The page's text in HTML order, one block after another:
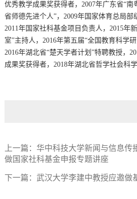
优秀教学成果奖获得者，2007年广东省“南
省师德先进个人”，2009年国家体育总局部
2011年国家社科基金项目负责人，2015年
室”主持人， 2016年第五届“全国教育科学
2016年湖北省“楚天学者计划”特聘教授，
成果奖获得者，2018年湖北省哲学社会科
上一篇： 华中科技大学新闻与信息传
做国家社科基金申报专题讲座
下一篇： 武汉大学李建中教授应邀做